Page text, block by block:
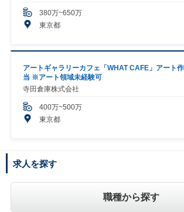
380万~650万
東京都
アートギャラリーカフェ「WHAT CAFE」アート
当 ※アート領域未経験可
寺田倉庫株式会社
400万~500万
東京都
求人を探す
職種から探す